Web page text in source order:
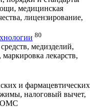
медицинская
лицензирование,
80
медизделий,
лекарств,
и фармацевтических
налоговый вычет,
ОМС